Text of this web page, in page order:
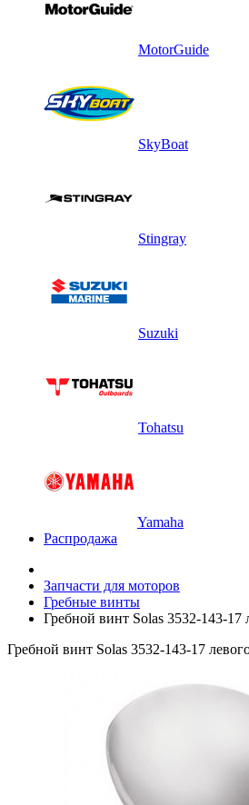
MotorGuide
SkyBoat
Stingray
Suzuki
Tohatsu
Yamaha
Распродажа
Запчасти для моторов
Гребные винты
Гребной винт Solas 3532-143-17
Гребной винт Solas 3532-143-17